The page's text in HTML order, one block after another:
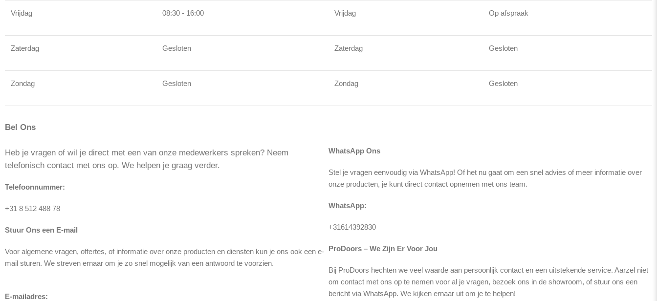
Vrijdag 08:30 - 16:00
Zaterdag Gesloten
Zondag Gesloten
Vrijdag Op afspraak
Zaterdag Gesloten
Zondag Gesloten
Bel Ons
Heb je vragen of wil je direct met een van onze medewerkers spreken? Neem
telefonisch contact met ons op. We helpen je graag verder.
Telefoonnummer:
+31 8 512 488 78
Stuur Ons een E-mail
Voor algemene vragen, offertes, of informatie over onze producten en diensten kun je ons ook een e-
mail sturen. We streven ernaar om je zo snel mogelijk van een antwoord te voorzien.
E-mailadres:
WhatsApp Ons
Stel je vragen eenvoudig via WhatsApp! Of het nu gaat om een snel advies of meer informatie over
onze producten, je kunt direct contact opnemen met ons team.
WhatsApp:
+31614392830
ProDoors – We Zijn Er Voor Jou
Bij ProDoors hechten we veel waarde aan persoonlijk contact en een uitstekende service. Aarzel niet
om contact met ons op te nemen voor al je vragen, bezoek ons in de showroom, of stuur ons een
bericht via WhatsApp. We kijken ernaar uit om je te helpen!